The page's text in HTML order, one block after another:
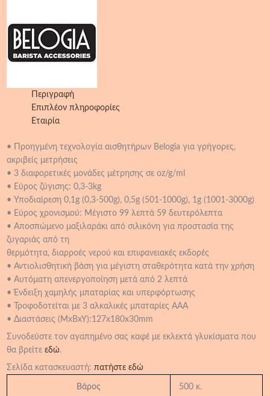
Περιγραφή
Επιπλέον πληροφορίες
Εταιρία
• Προηγμένη τεχνολογία αισθητήρων Belogia για γρήγορες,
ακριβείς μετρήσεις
• 3 διαφορετικές μονάδες μέτρησης σε oz/g/ml
• Εύρος ζύγισης: 0,3-3kg
• Υποδιαίρεση 0,1g (0,3-500g), 0,5g (501-1000g), 1g (1001-3000g)
• Εύρος χρονισμού: Μέγιστο 99 λεπτά 59 δευτερόλεπτα
• Αποσπώμενο μαξιλαράκι από σιλικόνη για προστασία της
ζυγαριάς από τη
θερμότητα, διαρροές νερού και επιφανειακές εκδορές
• Αντιολισθητική βάση για μέγιστη σταθερότητα κατά την χρήση
• Αυτόματη απενεργοποίηση μετά από 2 λεπτά
• Ένδειξη χαμηλής μπαταρίας και υπερφόρτωσης
• Τροφοδοτείται με 3 αλκαλικές μπαταρίες ΑΑΑ
• Διαστάσεις (ΜxBxY):127x180x30mm
Συνοδεύστε τον αγαπημένο σας καφέ με εκλεκτά γλυκίσματα που
θα βρείτεεδώ.
Σελίδα κατασκευαστή:πατήστε εδώ
Βάρος 500 κ.